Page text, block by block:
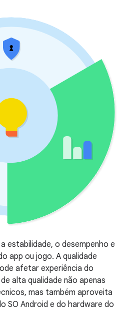
estabilidade, o desempenho e
app ou jogo. A qualidade
afetar experiência do
alta qualidade não apenas
mas também aproveita
SO Android e do hardware do